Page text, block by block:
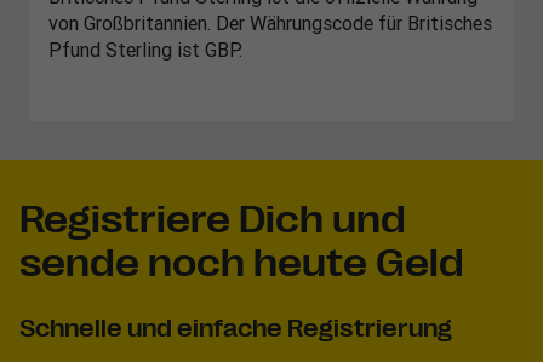
von Großbritannien. Der Währungscode für Britisches
Pfund Sterling ist GBP.
Registriere Dich und
sende noch heute Geld
Schnelle und einfache Registrierung